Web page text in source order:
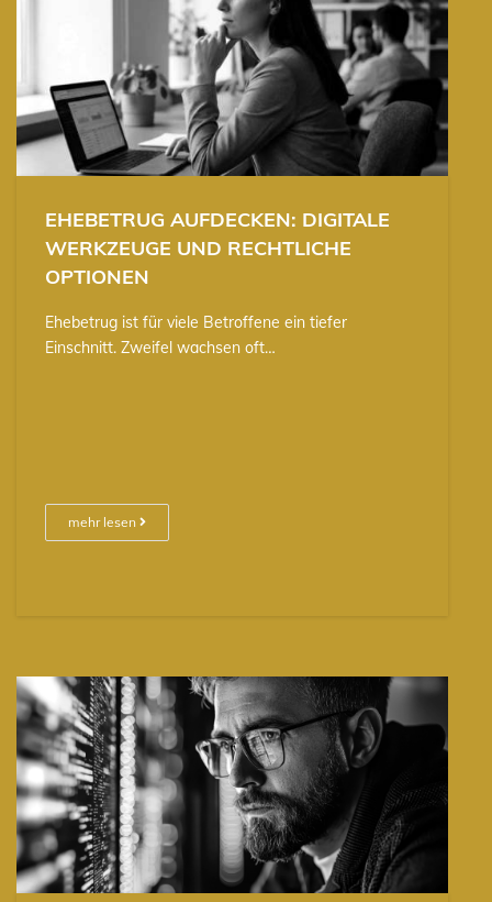
EHEBETRUG AUFDECKEN: DIGITALE
WERKZEUGE UND RECHTLICHE
OPTIONEN
Ehebetrug ist für viele Betroffene ein tiefer
Einschnitt. Zweifel wachsen oft…
mehr lesen